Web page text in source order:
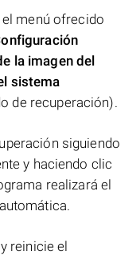
menú ofrecido
la imagen del
sistema
de recuperación).
siguiendo
y haciendo clic
realizará el
reinicie el